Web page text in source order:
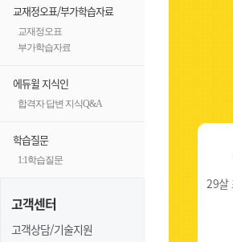
교재정오표/부가학습자료
교재정오표
부가학습자료
에듀윌 지식인
합격자 답변 지식Q&A
학습질문
1:1학습질문
고객센터
고객상담/기술지원
#비전공자 #합격의키